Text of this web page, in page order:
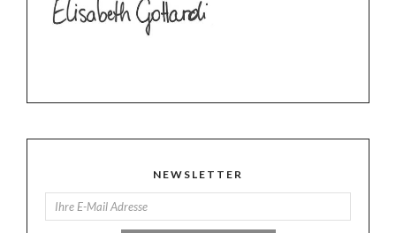
NEWSLETTER